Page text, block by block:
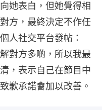
她表白，但她覺得相
方，最終決定不作任
人社交平台發帖：
對方多啲，所以我最
，表示自己在節目中
歉承諾會加以改善。